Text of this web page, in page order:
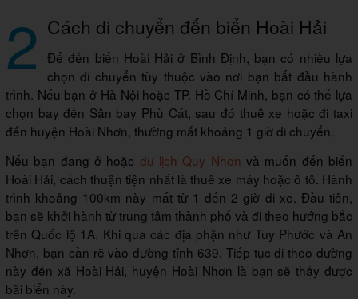
2 Cách di chuyển đến biển Hoài Hải
Để đến biển Hoài Hải ở Bình Định, bạn có nhiều lựa
chọn di chuyển tùy thuộc vào nơi bạn bắt đầu hành
trình. Nếu bạn ở Hà Nội hoặc TP. Hồ Chí Minh, bạn có thể lựa
chọn bay đến Sân bay Phù Cát, sau đó thuê xe hoặc đi taxi
đến huyện Hoài Nhơn, thường mất khoảng 1 giờ di chuyển.
Nếu bạn đang ở hoặc du lịch Quy Nhơn và muốn đến biển
Hoài Hải, cách thuận tiện nhất là thuê xe máy hoặc ô tô. Hành
trình khoảng 100km này mất từ 1 đến 2 giờ đi xe. Đầu tiên,
bạn sẽ khởi hành từ trung tâm thành phố và đi theo hướng bắc
trên Quốc lộ 1A. Khi qua các địa phận như Tuy Phước và An
Nhơn, bạn cần rẽ vào đường tỉnh 639. Tiếp tục đi theo đường
này đến xã Hoài Hải, huyện Hoài Nhơn là bạn sẽ thấy được
bãi biển này.